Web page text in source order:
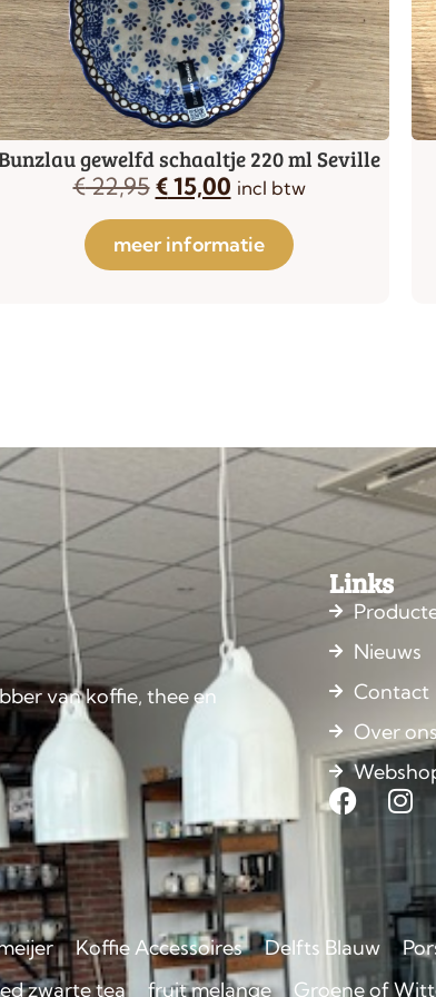
gewelfd schaaltje 220 ml Seville
€22,95 €15,00 incl btw
meer informatie
van koffie, thee en
Links
Nieuws
Contact
Over ons
Koffie Accessoires Delfts Blauw
zwarte tea fruit melange Groene of